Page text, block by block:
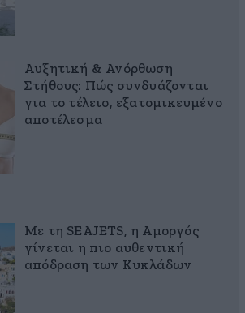
Αυξητική & Ανόρθωση
Στήθους: Πώς συνδυάζονται
για το τέλειο, εξατομικευμένο
αποτέλεσμα
Με τη SEAJETS, η Αμοργός
γίνεται η πιο αυθεντική
απόδραση των Κυκλάδων